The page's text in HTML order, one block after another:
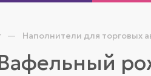
— Наполнители для торговых